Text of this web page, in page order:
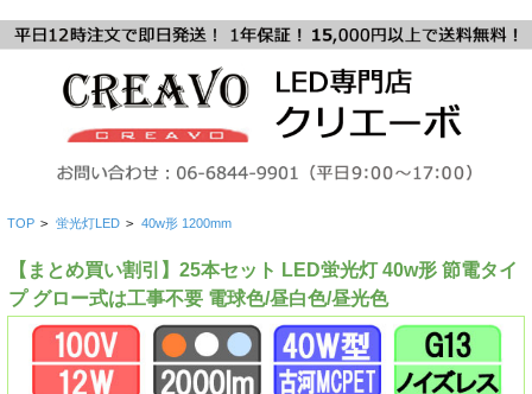
TOP > 蛍光灯LED > 40w形 1200mm
【まとめ買い割引】25本セット LED蛍光灯 40w形 節電タイ
プ グロー式は工事不要 電球色/昼白色/昼光色